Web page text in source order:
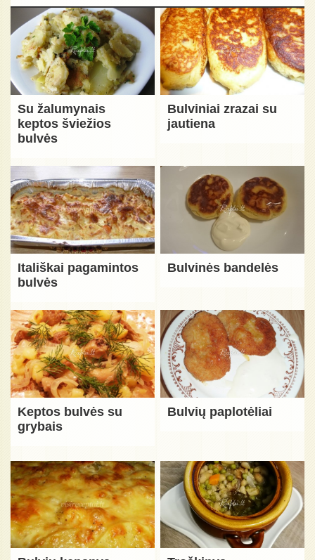
Su žalumynais
keptos šviežios
bulvės
Bulviniai zrazai su
jautiena
Itališkai pagamintos
bulvės
Bulvinės bandelės
Keptos bulvės su
grybais
Bulvių paplotėliai